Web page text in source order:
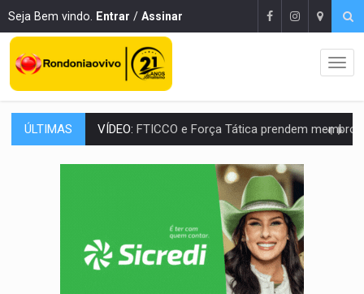
Seja Bem vindo. Entrar / Assinar
ÚLTIMAS INCLUSÃO:Prefeitura fortalece parceria com a APAE para ampliar ações
DEFESA:Exército testa inovações no combate a drones durante
TEMAS SOCIOAMBIENTAIS:Em Itapuã do Oeste, CINEMAZÔNIA leva cinema
Interior de Rondônia terá sábado (8) de calor
INFRAESTRUTURA:Após quase 30 anos de espera, asfalto chega ao